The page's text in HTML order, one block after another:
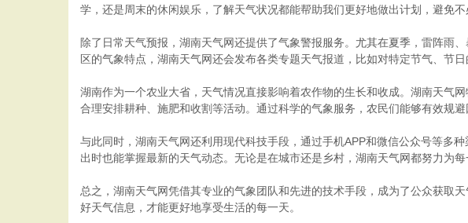
学，还是周末的休闲娱乐，了解天气状况都能帮助我们更好地做出计划，避免不
除了日常天气预报，湖南天气网还提供了气象警报服务。尤其在夏季，雷阵雨
区的气象特点，湖南天气网还会发布各类专题天气报道，比如对特定节气、节
湖南作为一个农业大省，天气情况直接影响着农作物的生长和收成。湖南天气
合理安排耕种、施肥和收割等活动。通过科学的气象服务，农民们能够有效规
与此同时，湖南天气网还利用现代科技手段，通过手机APP和微信公众号等多
出时也能掌握最新的天气动态。无论是在城市还是乡村，湖南天气网都努力为每
总之，湖南天气网凭借其专业的气象团队和先进的技术手段，成为了公众获取
好天气信息，才能更好地享受生活的每一天。